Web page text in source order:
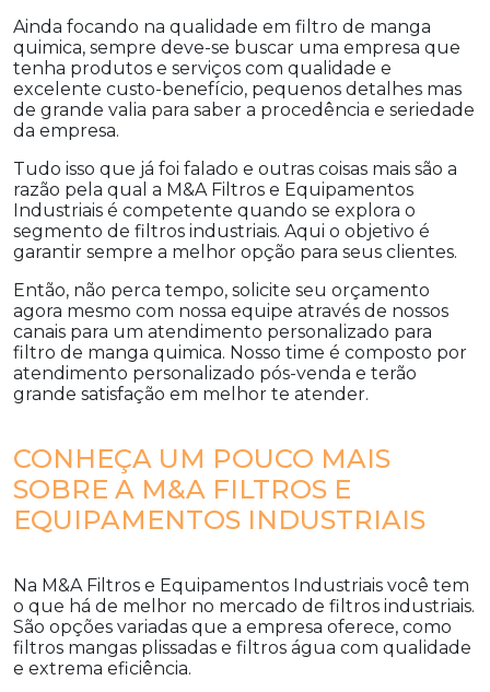
Ainda focando na qualidade em filtro de manga
quimica, sempre deve-se buscar uma empresa que
tenha produtos e serviços com qualidade e
excelente custo-benefício, pequenos detalhes mas
de grande valia para saber a procedência e seriedade
da empresa.
Tudo isso que já foi falado e outras coisas mais são a
razão pela qual a M&A Filtros e Equipamentos
Industriais é competente quando se explora o
segmento de filtros industriais. Aqui o objetivo é
garantir sempre a melhor opção para seus clientes.
Então, não perca tempo, solicite seu orçamento
agora mesmo com nossa equipe através de nossos
canais para um atendimento personalizado para
filtro de manga quimica. Nosso time é composto por
atendimento personalizado pós-venda e terão
grande satisfação em melhor te atender.
CONHEÇA UM POUCO MAIS
SOBRE A M&A FILTROS E
EQUIPAMENTOS INDUSTRIAIS
Na M&A Filtros e Equipamentos Industriais você tem
o que há de melhor no mercado de filtros industriais.
São opções variadas que a empresa oferece, como
filtros mangas plissadas e filtros água com qualidade
e extrema eficiência.